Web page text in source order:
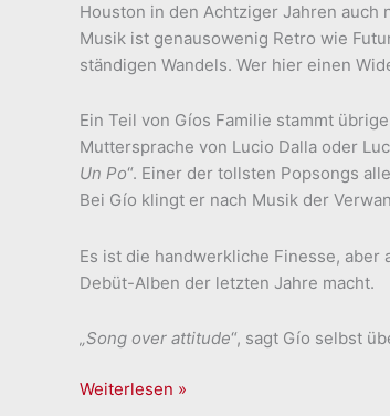
Houston in den Achtziger Jahren
Musik ist genausowenig Retro wie
ständigen Wandels. Wer hier einen
Ein Teil von Gíos Familie stammt
Muttersprache von Lucio Dalla oder
Un Po“. Einer der tollsten Popsongs
Bei Gío klingt er nach Musik der
Es ist die handwerkliche Finesse, aber
Debüt-Alben der letzten Jahre macht.
„Song over attitude“, sagt Gío selbst
Gío
Weiterlesen »